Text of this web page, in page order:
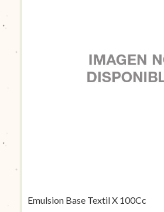
Emulsion Base Textil X 100Cc